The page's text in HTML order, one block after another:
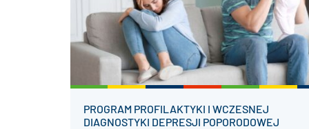
PROGRAM PROFILAKTYKI I WCZESNEJ
DIAGNOSTYKI DEPRESJI POPORODOWEJ